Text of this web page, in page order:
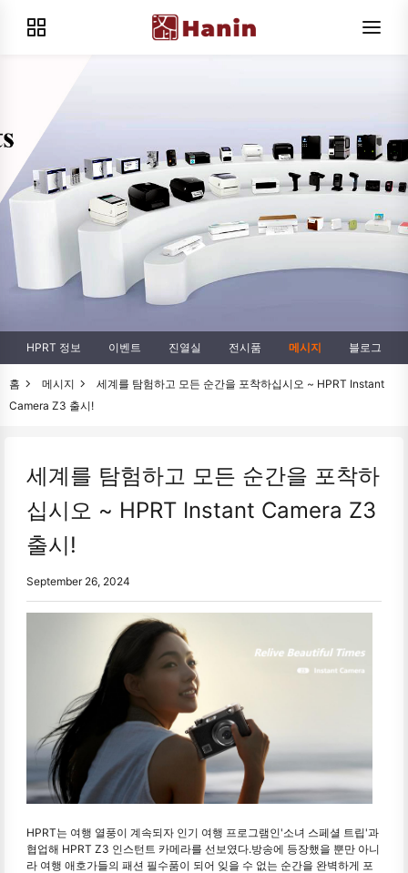
HPRT 정보 이벤트 진열실 전시품 메시지 블로그
홈 메시지
세계를 탐험하고 모든 순간을 포착하십시오 ~ HPRT Instant
Camera Z3 출시!
세계를 탐험하고 모든 순간을 포착하
십시오 ~ HPRT Instant Camera Z3
출시!
September 26, 2024
HPRT는 여행 열풍이 계속되자 인기 여행 프로그램인'소녀 스페셜 트립'과
협업해 HPRT Z3 인스턴트 카메라를 선보였다.방송에 등장했을 뿐만 아니
라 여행 애호가들의 패션 필수품이 되어 잊을 수 없는 순간을 완벽하게 포